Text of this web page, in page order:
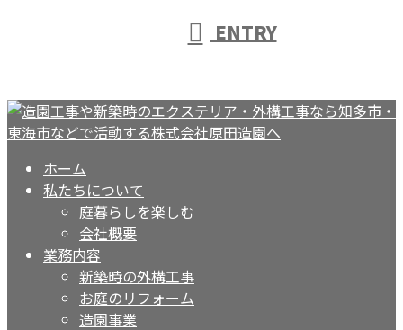
ENTRY
ホーム
私たちについて
庭暮らしを楽しむ
会社概要
業務内容
新築時の外構工事
お庭のリフォーム
造園事業